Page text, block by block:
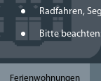
Radfahren,
Bitte
Ferienwohnungen